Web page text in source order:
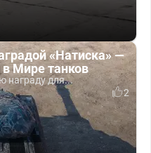
«Натиска» —
в Мире танков
награду для...
2